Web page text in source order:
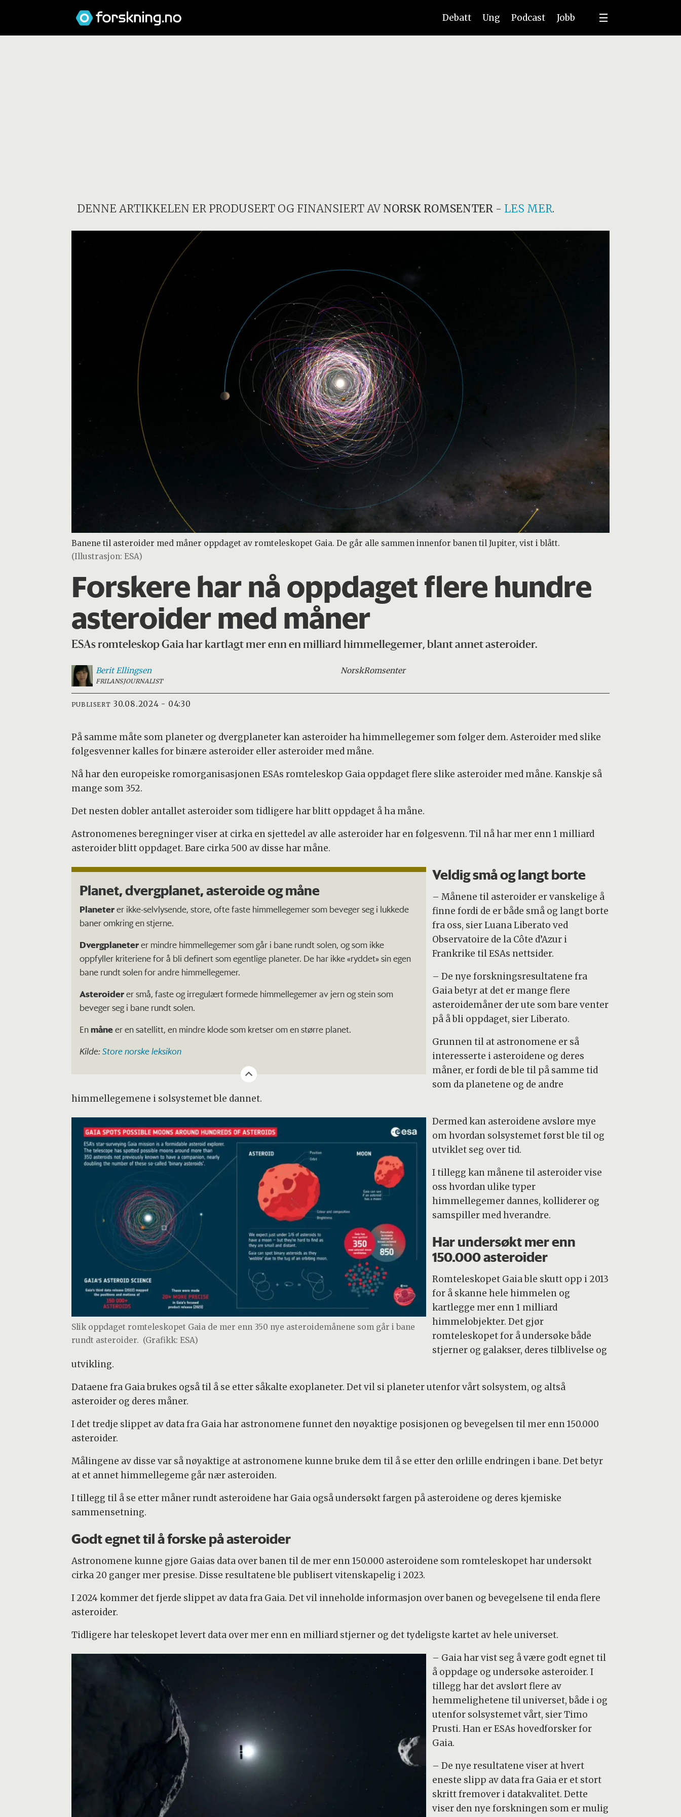
Debatt Ung Podcast Jobb
DENNE ARTIKKELEN ER PRODUSERT OG FINANSIERT AV NORSK ROMSENTER- LES MER.
Banene til asteroider med måner oppdaget av romteleskopet Gaia. De går alle sammen innenfor banen til Jupiter, vist i blått.
(Illustrasjon: ESA)
Forskere har nå oppdaget flere hundre
asteroider med måner
ESAs romteleskop Gaia har kartlagt mer enn en milliard himmellegemer, blant annet asteroider.
Berit Ellingsen
FRILANSJOURNALIST
NorskRomsenter
PUBLISERT 30.08.2024 - 04:30
På samme måte som planeter og dvergplaneter kan asteroider ha himmellegemer som følger dem. Asteroider med slike
følgesvenner kalles for binære asteroider eller asteroider med måne.
Nå har den europeiske romorganisasjonen ESAs romteleskop Gaia oppdaget flere slike asteroider med måne. Kanskje så
mange som 352.
Det nesten dobler antallet asteroider som tidligere har blitt oppdaget å ha måne.
Astronomenes beregninger viser at cirka en sjettedel av alle asteroider har en følgesvenn. Til nå har mer enn 1 milliard
asteroider blitt oppdaget. Bare cirka 500 av disse har måne.
Planet, dvergplanet, asteroide og måne
Planeterer ikke-selvlysende, store, ofte faste himmellegemer som beveger seg i lukkede
baner omkring en stjerne.
Dvergplaneterer mindre himmellegemer som går i bane rundt solen, og som ikke
oppfyller kriteriene for å bli definert som egentlige planeter. De har ikke «ryddet» sin egen
bane rundt solen for andre himmellegemer.
Asteroiderer små, faste og irregulært formede himmellegemer av jern og stein som
beveger seg i bane rundt solen.
Enmåneer en satellitt, en mindre klode som kretser om en større planet.
Kilde:Store norske leksikon
Veldig små og langt borte
– Månene til asteroider er vanskelige å
finne fordi de er både små og langt borte
fra oss, sier Luana Liberato ved
Observatoire de la Côte d’Azur i
Frankrike til ESAs nettsider.
– De nye forskningsresultatene fra
Gaia betyr at det er mange flere
asteroidemåner der ute som bare venter
på å bli oppdaget, sier Liberato.
Grunnen til at astronomene er så
interesserte i asteroidene og deres
måner, er fordi de ble til på samme tid
som da planetene og de andre
himmellegemene i solsystemet ble dannet.
Slik oppdaget romteleskopet Gaia de mer enn 350 nye asteroidemånene som går i bane
rundt asteroider. (Grafikk: ESA)
Dermed kan asteroidene avsløre mye
om hvordan solsystemet først ble til og
utviklet seg over tid.
I tillegg kan månene til asteroider vise
oss hvordan ulike typer
himmellegemer dannes, kolliderer og
samspiller med hverandre.
Har undersøkt mer enn
150.000 asteroider
Romteleskopet Gaia ble skutt opp i 2013
for å skanne hele himmelen og
kartlegge mer enn 1 milliard
himmelobjekter. Det gjør
romteleskopet for å undersøke både
stjerner og galakser, deres tilblivelse og
utvikling.
Dataene fra Gaia brukes også til å se etter såkalte exoplaneter. Det vil si planeter utenfor vårt solsystem, og altså
asteroider og deres måner.
I det tredje slippet av data fra Gaia har astronomene funnet den nøyaktige posisjonen og bevegelsen til mer enn 150.000
asteroider.
Målingene av disse var så nøyaktige at astronomene kunne bruke dem til å se etter den ørlille endringen i bane. Det betyr
at et annet himmellegeme går nær asteroiden.
I tillegg til å se etter måner rundt asteroidene har Gaia også undersøkt fargen på asteroidene og deres kjemiske
sammensetning.
Godt egnet til å forske på asteroider
Astronomene kunne gjøre Gaias data over banen til de mer enn 150.000 asteroidene som romteleskopet har undersøkt
cirka 20 ganger mer presise. Disse resultatene ble publisert vitenskapelig i 2023.
I 2024 kommer det fjerde slippet av data fra Gaia. Det vil inneholde informasjon over banen og bevegelsene til enda flere
asteroider.
Tidligere har teleskopet levert data over mer enn en milliard stjerner og det tydeligste kartet av hele universet.
– Gaia har vist seg å være godt egnet til
å oppdage og undersøke asteroider. I
tillegg har det avslørt flere av
hemmelighetene til universet, både i og
utenfor solsystemet vårt, sier Timo
Prusti. Han er ESAs hovedforsker for
Gaia.
– De nye resultatene viser at hvert
eneste slipp av data fra Gaia er et stort
skritt fremover i datakvalitet. Dette
viser den nye forskningen som er mulig